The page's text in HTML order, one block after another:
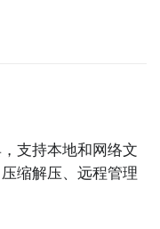
支持本地和网络文
缩解压、远程管理